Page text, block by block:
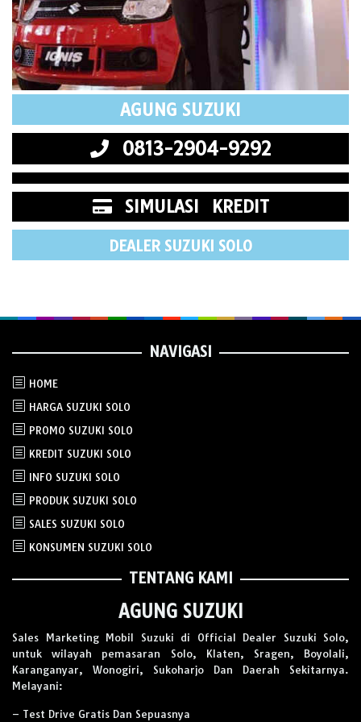
AGUNG SUZUKI
0813-2904-9292
SIMULASI KREDIT
DEALER SUZUKI SOLO
NAVIGASI
HOME
HARGA SUZUKI SOLO
PROMO SUZUKI SOLO
KREDIT SUZUKI SOLO
INFO SUZUKI SOLO
PRODUK SUZUKI SOLO
SALES SUZUKI SOLO
KONSUMEN SUZUKI SOLO
TENTANG KAMI
AGUNG SUZUKI
Sales Marketing Mobil Suzuki di Official Dealer Suzuki Solo,
untuk wilayah pemasaran Solo, Klaten, Sragen, Boyolali,
Karanganyar, Wonogiri, Sukoharjo Dan Daerah Sekitarnya.
Melayani:
– Test Drive Gratis Dan Sepuasnya